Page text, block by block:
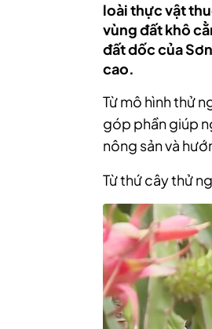
loài thực vật
vùng đất khô
đất dốc của
cao.
Từ mô hình thử
góp phần giúp
nông sản và
Từ thứ cây thử